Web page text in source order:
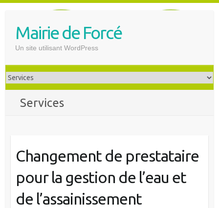
Mairie de Forcé
Un site utilisant WordPress
Services
Changement de prestataire
pour la gestion de l’eau et
de l’assainissement